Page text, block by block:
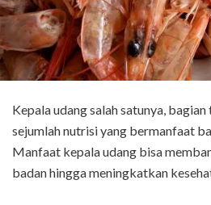
Kepala udang salah satunya,
sejumlah nutrisi yang bermanfaat
Manfaat kepala udang bisa
badan hingga meningkatkan